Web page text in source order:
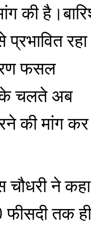
की
रहा
फसल
चलते अब
की मांग कर
चौधरी ने कहा
तक ही